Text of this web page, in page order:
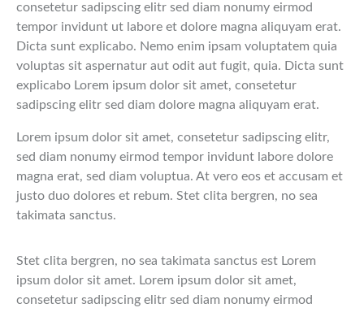
consetetur sadipscing elitr sed diam nonumy eirmod
tempor invidunt ut labore et dolore magna aliquyam erat.
Dicta sunt explicabo. Nemo enim ipsam voluptatem quia
voluptas sit aspernatur aut odit aut fugit, quia. Dicta sunt
explicabo Lorem ipsum dolor sit amet, consetetur
sadipscing elitr sed diam dolore magna aliquyam erat.
Lorem ipsum dolor sit amet, consetetur sadipscing elitr,
sed diam nonumy eirmod tempor invidunt labore dolore
magna erat, sed diam voluptua. At vero eos et accusam et
justo duo dolores et rebum. Stet clita bergren, no sea
takimata sanctus.
Stet clita bergren, no sea takimata sanctus est Lorem
ipsum dolor sit amet. Lorem ipsum dolor sit amet,
consetetur sadipscing elitr sed diam nonumy eirmod